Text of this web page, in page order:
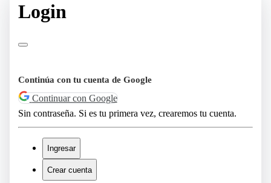
Login
Continúa con tu cuenta de Google
Continuar con Google
Sin contraseña. Si es tu primera vez, crearemos tu cuenta.
Ingresar
Crear cuenta